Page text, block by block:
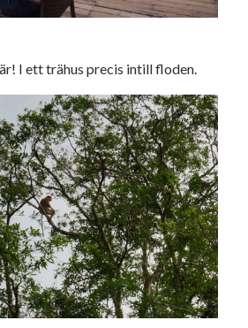
I ett trähus precis intill floden.